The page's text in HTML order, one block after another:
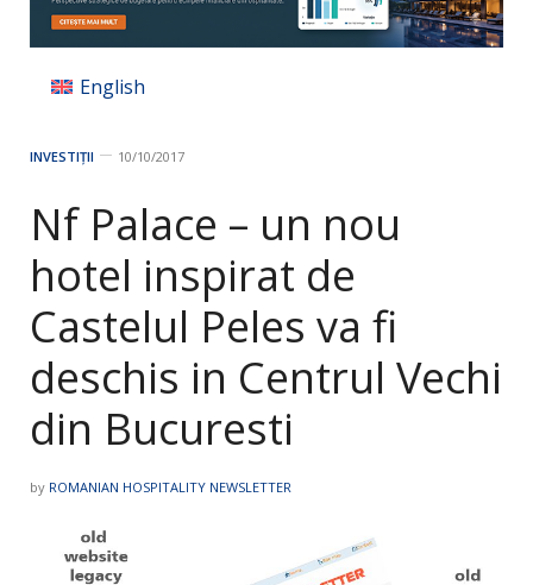
English
INVESTIȚII 10/10/2017
Nf Palace – un nou
hotel inspirat de
Castelul Peles va fi
deschis in Centrul Vechi
din Bucuresti
by ROMANIAN HOSPITALITY NEWSLETTER